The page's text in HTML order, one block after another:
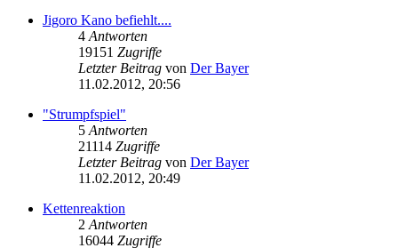
Jigoro Kano befiehlt....
4 Antworten
19151 Zugriffe
Letzter Beitrag von Der Bayer
11.02.2012, 20:56
"Strumpfspiel"
5 Antworten
21114 Zugriffe
Letzter Beitrag von Der Bayer
11.02.2012, 20:49
Kettenreaktion
2 Antworten
16044 Zugriffe